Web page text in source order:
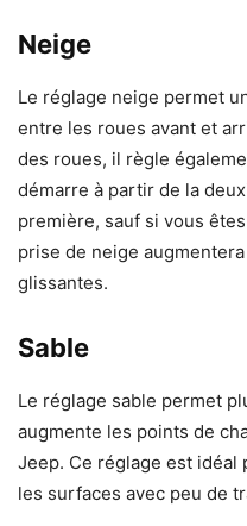
Neige
Le réglage neige permet
entre les roues avant et
des roues, il règle
démarre à partir de la
première, sauf si vous
prise de neige
glissantes.
Sable
Le réglage sable permet
augmente les points de
Jeep. Ce réglage est
les surfaces avec peu de